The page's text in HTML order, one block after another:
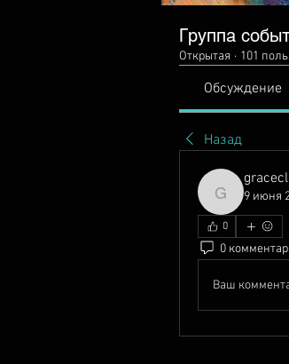
Группа
Открытая · 101
Обсуждение
Назад
9 июня
0
0
Ваш